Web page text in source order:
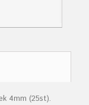
4mm (25st).